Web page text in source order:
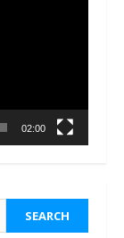
02:00